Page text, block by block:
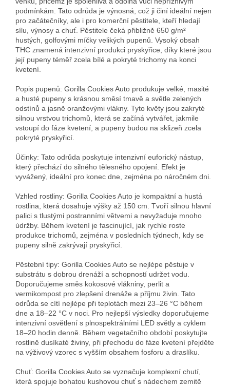
podmínkám. Tato odrůda je výnosná, což ji činí ideální nejen
pro začátečníky, ale i pro komerční pěstitele, kteří hledají
sílu, výnosy a chuť. Pěstitele čeká přibližně 650 g/m²
hustých, golfovými míčky velikých pupenů. Vysoký obsah
THC znamená intenzivní produkci pryskyřice, díky které jsou
její pupeny téměř zcela bílé a pokryté trichomy na konci
kvetení.
Popis pupenů: Gorilla Cookies Auto produkuje velké, masité
a husté pupeny s krásnou směsí tmavě a světle zelených
odstínů a jasně oranžovými vlákny. Tyto květy jsou zakryté
silnou vrstvou trichomů, která se začíná vytvářet, jakmile
vstoupí do fáze kvetení, a pupeny budou na sklizeň zcela
pokryté pryskyřicí.
Účinky: Tato odrůda poskytuje intenzivní euforický nástup,
který přechází do silného tělesného opojení. Efekt je
vyvážený, ideální pro konec dne, zejména po náročném dni.
Vzhled rostliny: Gorilla Cookies Auto je kompaktní a hustá
rostlina, která dosahuje výšky až 150 cm. Tvoří silnou hlavní
palici s tlustými postranními větvemi a nevyžaduje mnoho
údržby. Během kvetení je fascinující, jak rychle roste
produkce trichomů, zejména v posledních týdnech, kdy se
pupeny silně zakrývají pryskyřicí.
Pěstební tipy: Gorilla Cookies Auto se nejlépe pěstuje v
substrátu s dobrou drenáží a schopností udržet vodu.
Doporučujeme směs kokosové vlákniny, perlit a
vermikompost pro zlepšení drenáže a příjmu živin. Tato
odrůda se cítí nejlépe při teplotách mezi 23–26 °C během
dne a 18–22 °C v noci. Pro nejlepší výsledky doporučujeme
intenzivní osvětlení s plnospektrálními LED světly a cyklem
18–20 hodin denně. Během vegetačního období poskytujte
rostlině dusíkaté živiny, při přechodu do fáze kvetení přejděte
na výživový vzorec s vyšším obsahem fosforu a draslíku.
Chuť: Gorilla Cookies Auto se vyznačuje komplexní chutí,
která spojuje bohatou kushovou chuť s nádechem zemitě